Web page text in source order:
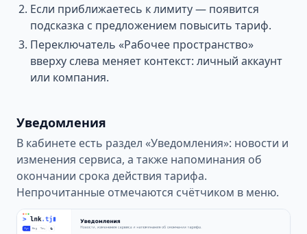
Если приближаетесь к лимиту — появится
подсказка с предложением повысить тариф.
Переключатель «Рабочее пространство»
вверху слева меняет контекст: личный аккаунт
или компания.
Уведомления
В кабинете есть раздел «Уведомления»: новости и
изменения сервиса, а также напоминания об
окончании срока действия тарифа.
Непрочитанные отмечаются счётчиком в меню.